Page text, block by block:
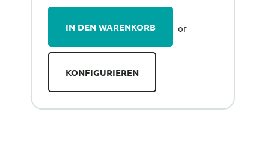
IN DEN WARENKORB or
KONFIGURIEREN